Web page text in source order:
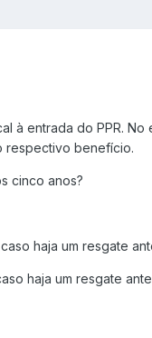
à entrada do PPR.
respectivo benefício.
cinco anos?
haja um resgate
haja um resgate